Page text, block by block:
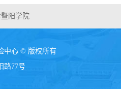
阳学院
中心 © 版权所有
路77号